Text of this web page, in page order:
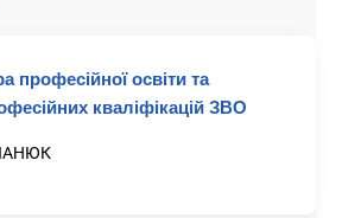
професійної освіти та
кваліфікацій ЗВО